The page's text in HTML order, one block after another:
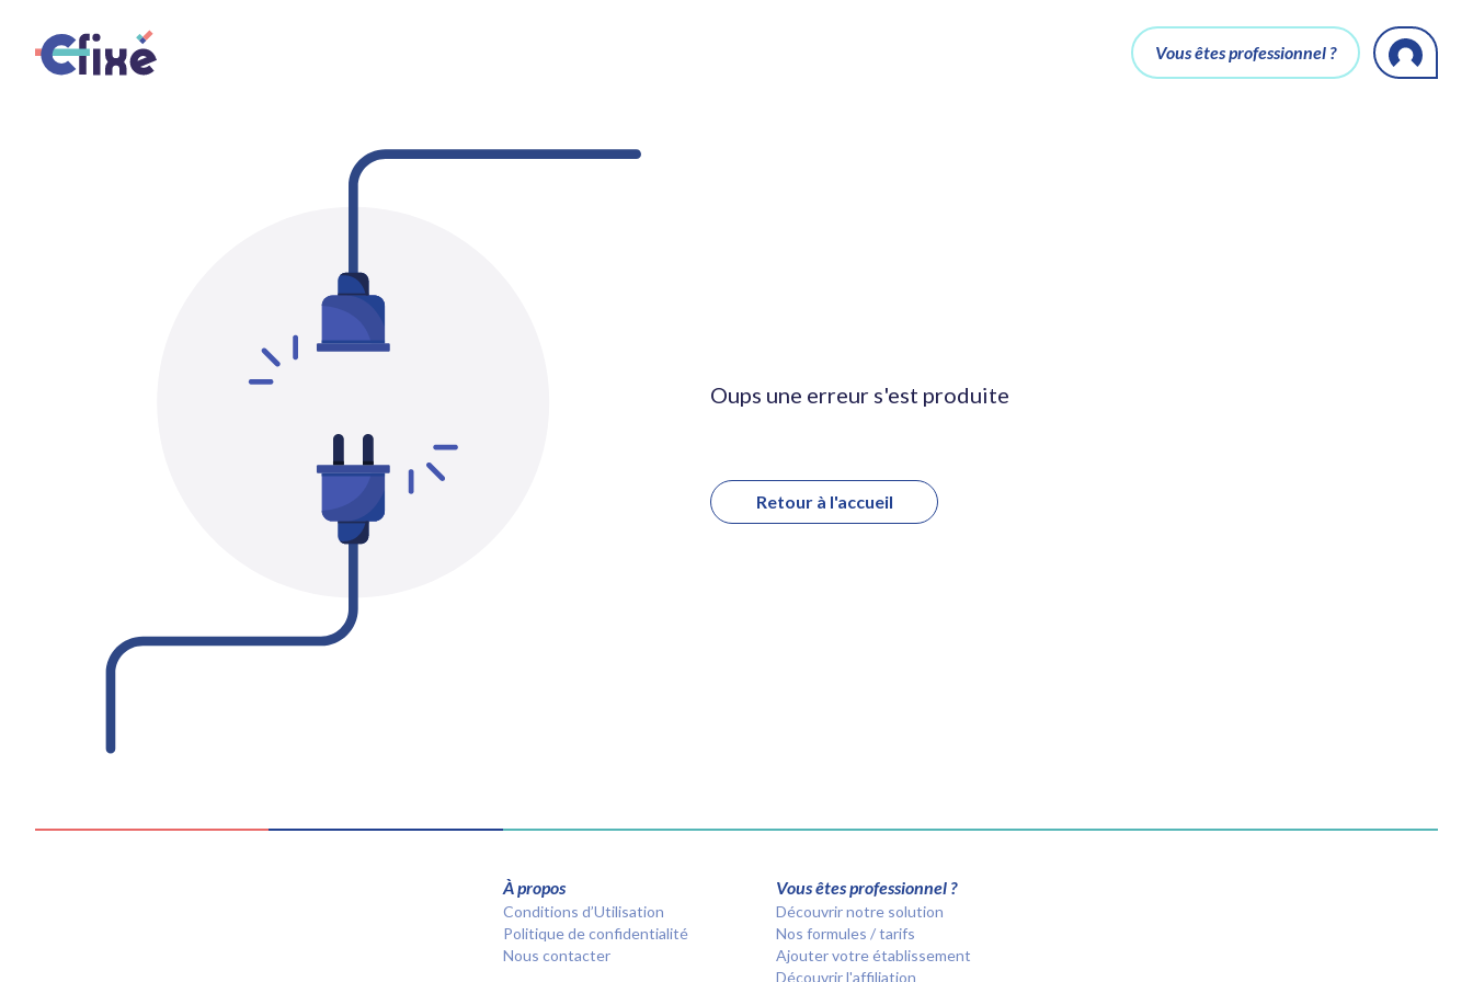
Vous êtes professionnel ?
Oups une erreur s'est produite
Retour à l'accueil
À propos
Conditions d’Utilisation
Politique de confidentialité
Nous contacter
Vous êtes professionnel ?
Découvrir notre solution
Nos formules / tarifs
Ajouter votre établissement
Découvrir l'affiliation